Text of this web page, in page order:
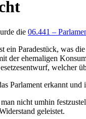
die 06.441 –
ein Paradestück, was
der ehemaligen
welcher
Parlament erkannt
nicht umhin
geleistet.